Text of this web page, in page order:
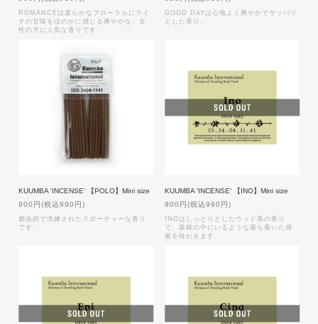
ROMANCEは柔らかなフローラルにライ
チの甘味をほのかに感じる爽やかな、女
性の方に人気な香りです。
GOOD DAYは心地よく爽やかでサッパリ
とした香り。
KUUMBA 'INCENSE' 【POLO】Mini size
900円(税込990円)
都会的で洗練されたスポーティーな香り
です。
KUUMBA 'INCENSE' 【INO】Mini size
900円(税込990円)
INOはしっとりとしたウッド系の香り
で、森林の中にいるような落ち着いた感
覚を味わえます。